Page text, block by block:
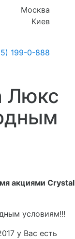
Москва
Киев
199-0-888
Люкс
акциями Crystal
условиям!!!
у Вас есть